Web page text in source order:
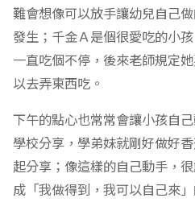
難會想像可以放手讓幼兒自己
發生；千金Ａ是個很愛吃的小
一直吃個不停，後來老師規定
以去弄東西吃。
下午的點心也常常會讓小孩自
學校分享，學弟妹就剛好做好
起分享；像這樣的自己動手，
成「我做得到，我可以自己來」